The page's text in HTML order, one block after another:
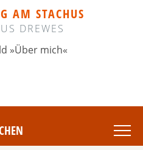
AM STACHUS
DREWES